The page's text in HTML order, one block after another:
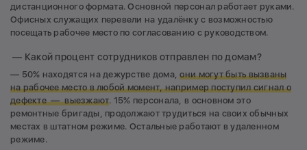
дистанционного формата. Основной персонал работает руками.
Офисных служащих перевели на удалёнку с возможностью
посещать рабочее место по согласованию с руководством.
— Какой процент сотрудников отправлен по домам?
— 50% находятся на дежурстве дома,они могут быть вызваны
на рабочее место в любой момент, например поступил сигнал о
дефекте — выезжают. 15% персонала, в основном это
ремонтные бригады, продолжают трудиться на своих обычных
местах в штатном режиме. Остальные работают в удаленном
режиме.